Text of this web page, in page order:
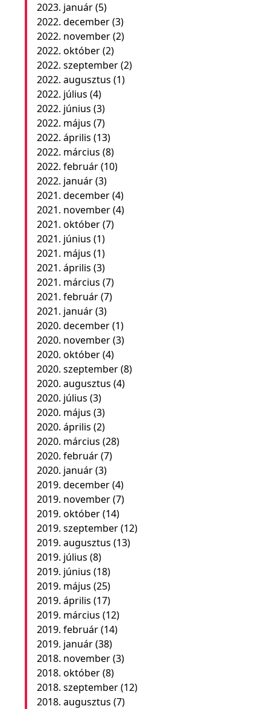
2023. január(5)
2022. december(3)
2022. november(2)
2022. október(2)
2022. szeptember(2)
2022. augusztus (1)
2022. július (4)
2022. június (3)
2022. május (7)
2022. április (13)
2022. március (8)
2022. február(10)
2022. január(3)
2021. december(4)
2021. november(4)
2021. október(7)
2021. június (1)
2021. május (1)
2021. április (3)
2021. március (7)
2021. február(7)
2021. január(3)
2020. december(1)
2020. november(3)
2020. október(4)
2020. szeptember(8)
2020. augusztus (4)
2020. július (3)
2020. május (3)
2020. április (2)
2020. március (28)
2020. február(7)
2020. január(3)
2019. december(4)
2019. november(7)
2019. október(14)
2019. szeptember(12)
2019. augusztus (13)
2019. július (8)
2019. június (18)
2019. május (25)
2019. április (17)
2019. március (12)
2019. február(14)
2019. január(38)
2018. november(3)
2018. október(8)
2018. szeptember(12)
2018. augusztus (7)